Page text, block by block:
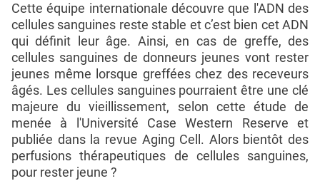
Cette équipe internationale découvre que l'ADN des
cellules sanguines reste stable et c’est bien cet ADN
qui définit leur âge. Ainsi, en cas de greffe, des
cellules sanguines de donneurs jeunes vont rester
jeunes même lorsque greffées chez des receveurs
âgés. Les cellules sanguines pourraient être une clé
majeure du vieillissement, selon cette étude de
menée à l'Université Case Western Reserve et
publiée dans la revue Aging Cell. Alors bientôt des
perfusions thérapeutiques de cellules sanguines,
pour rester jeune ?